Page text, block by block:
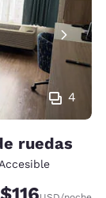
4
ruedas
Accesible